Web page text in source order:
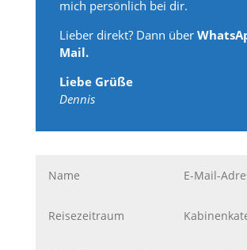
mich persönlich bei dir.
Lieber direkt? Dann über
Mail.
Liebe Grüße
Dennis